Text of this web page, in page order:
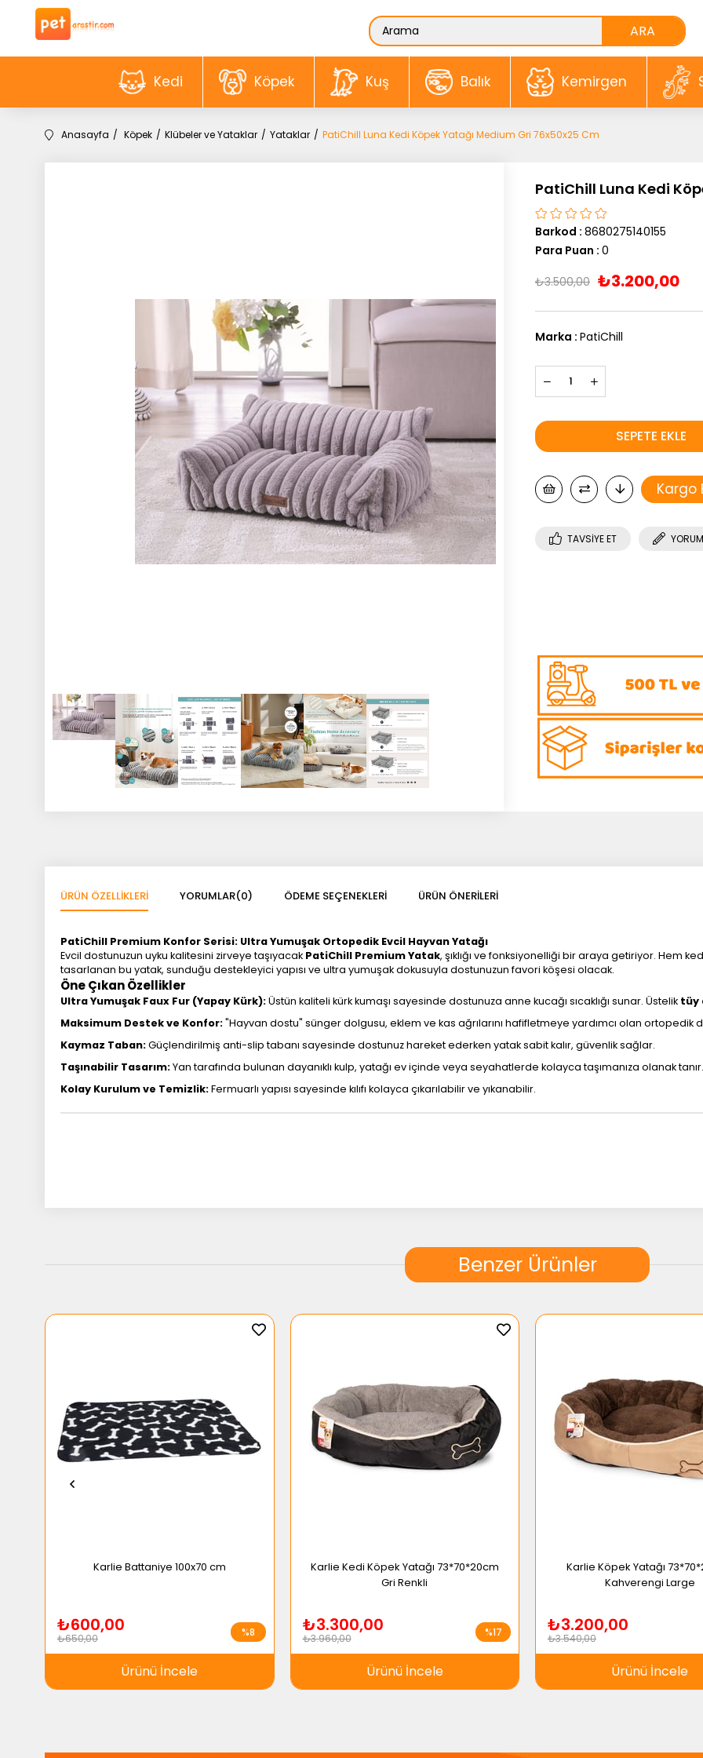
Kedi Köpek Kuş Balık Kemirgen
Anasayfa Köpek Klübeler ve Yataklar Yataklar PatiChill Luna Kedi Köpek Yatağı Medium Gri 76x50x25 Cm
PatiChill Luna Kedi
Barkod : 8680275140155
Para Puan : 0
₺3.500,00 ₺3.200,00
Marka : PatiChill
Kargo
TAVSIYE ET
ÜRÜN ÖZELLIKLERI YORUMLAR(0) ÖDEME SEÇENEKLERI ÜRÜN ÖNERILERI
PatiChill Premium Konfor Serisi: Ultra Yumuşak Ortopedik Evcil Hayvan Yatağı
Evcil dostunuzun uyku kalitesini zirveye taşıyacak PatiChill Premium Yatak, şıklığı ve fonksiyonelliği bir araya getiriyor. Hem
tasarlanan bu yatak, sunduğu destekleyici yapısı ve ultra yumuşak dokusuyla dostunuzun favori köşesi olacak.
Öne Çıkan Özellikler
Ultra Yumuşak Faux Fur (Yapay Kürk):Üstün kaliteli kürk kumaşı sayesinde dostunuza anne kucağı sıcaklığı sunar. Üstelik tüy
Maksimum Destek ve Konfor:"Hayvan dostu" sünger dolgusu, eklem ve kas ağrılarını hafifletmeye yardımcı olan ortopedik
Kaymaz Taban:Güçlendirilmiş anti-slip tabanı sayesinde dostunuz hareket ederken yatak sabit kalır, güvenlik sağlar.
Taşınabilir Tasarım:Yan tarafında bulunan dayanıklı kulp, yatağı ev içinde veya seyahatlerde kolayca taşımanıza olanak tanır.
Kolay Kurulum ve Temizlik:Fermuarlı yapısı sayesinde kılıfı kolayca çıkarılabilir ve yıkanabilir.
Benzer Ürünler
Karlie Battaniye 100x70 cm
₺600,00
₺650,00
Ürünü İncele
%8
Karlie Kedi Köpek Yatağı 73*70*20cm
Gri Renkli
₺3.300,00
₺3.960,00
Ürünü İncele
%17
Karlie Köpek Yatağı
Kahverengi Large
₺3.200,00
₺3.540,00
Ürünü İncele